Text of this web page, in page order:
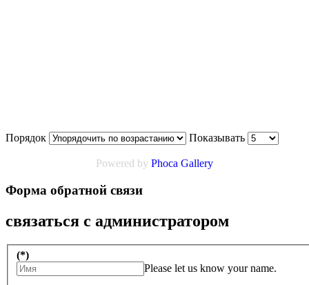
Порядок Показывать
Powered by Phoca Gallery
Форма обратной связи
связаться с администратором
(*)
Please let us know your name.